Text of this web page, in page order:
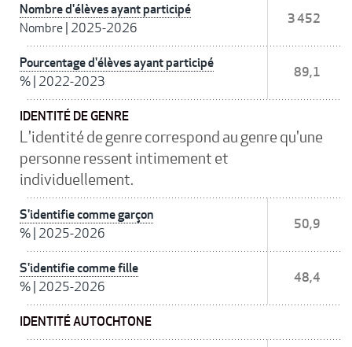
Nombre d'élèves ayant participé
Nombre 2025-2026
3 452
Pourcentage d'élèves ayant participé
% 2022-2023
89,1
IDENTITÉ DE GENRE
L'identité de genre correspond au genre qu'une
personne ressent intimement et
individuellement.
S'identifie comme garçon
% 2025-2026
50,9
S'identifie comme fille
% 2025-2026
48,4
IDENTITÉ AUTOCHTONE